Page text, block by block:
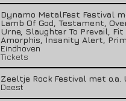
Dynamo MetalFest Festival
Lamb Of God, Testament,
Urne, Slaughter To Prevail, Fit
Amorphis, Insanity Alert,
Eindhoven
Tickets
Zeeltje Rock Festival met o.a.
Deest